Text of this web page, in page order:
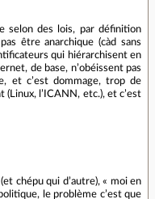
selon des lois, par définition
être anarchique (càd sans
qui hiérarchisent en
de base, n’obéissent pas
et c’est dommage, trop de
l’ICANN, etc.), et c’est
chépu qui d’autre), « moi en
le problème c’est que